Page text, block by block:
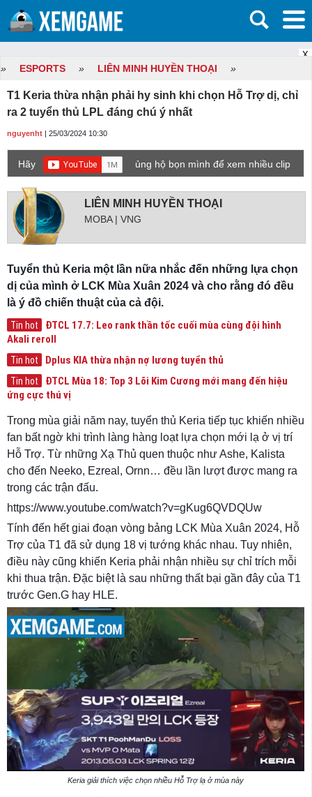
X
» ESPORTS » LIÊN MINH HUYỀN THOẠI »
T1 Keria thừa nhận phải hy sinh khi chọn Hỗ Trợ dị, chỉ
ra 2 tuyển thủ LPL đáng chú ý nhất
nguyenht | 25/03/2024 10:30
Hãy
ủng hộ bọn mình để xem nhiều clip
LIÊN MINH HUYỀN THOẠI
MOBA | VNG
Tuyển thủ Keria một lần nữa nhắc đến những lựa chọn
dị của mình ở LCK Mùa Xuân 2024 và cho rằng đó đều
là ý đồ chiến thuật của cả đội.
Tin hot
ĐTCL 17.7: Leo rank thần tốc cuối mùa cùng đội hình
Akali reroll
Tin hot Dplus KIA thừa nhận nợ lương tuyển thủ
Tin hot
ĐTCL Mùa 18: Top 3 Lõi Kim Cương mới mang đến hiệu
ứng cực thú vị
Trong mùa giải năm nay, tuyển thủ Keria tiếp tục khiến nhiều
fan bất ngờ khi trình làng hàng loạt lựa chọn mới lạ ở vị trí
Hỗ Trợ. Từ những Xạ Thủ quen thuộc như Ashe, Kalista
cho đến Neeko, Ezreal, Ornn… đều lần lượt được mang ra
trong các trận đấu.
https://www.youtube.com/watch?v=gKug6QVDQUw
Tính đến hết giai đoạn vòng bảng LCK Mùa Xuân 2024, Hỗ
Trợ của T1 đã sử dụng 18 vị tướng khác nhau. Tuy nhiên,
điều này cũng khiến Keria phải nhận nhiều sự chỉ trích mỗi
khi thua trận. Đặc biệt là sau những thất bại gần đây của T1
trước Gen.G hay HLE.
Keria giải thích việc chọn nhiều Hỗ Trợ lạ ở mùa này